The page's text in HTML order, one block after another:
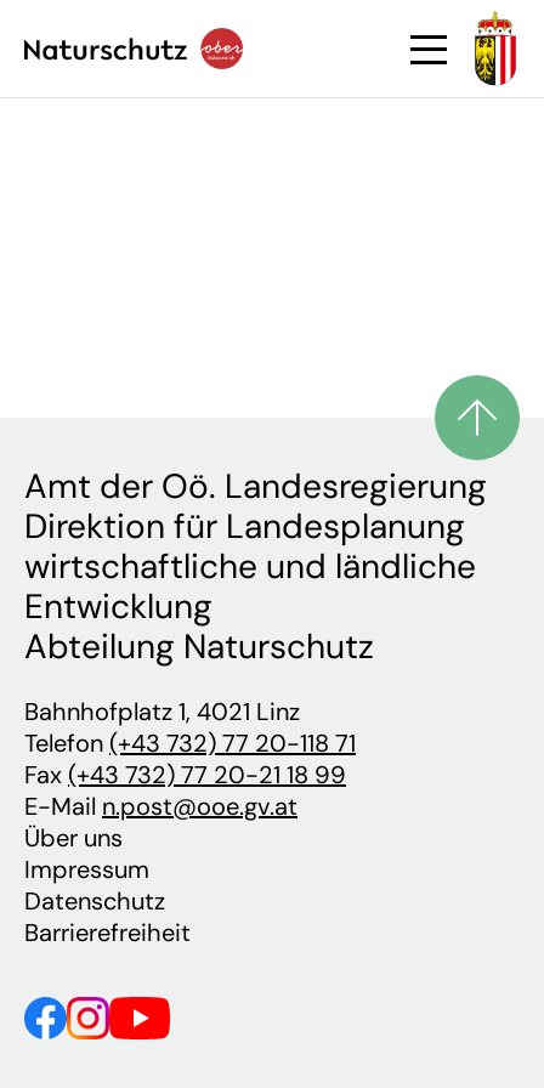
Amt der Oö. Landesregierung
Direktion für Landesplanung
wirtschaftliche und ländliche
Entwicklung
Abteilung Naturschutz
Bahnhofplatz 1, 4021 Linz
Telefon (+43 732) 77 20-118 71
Fax (+43 732) 77 20-21 18 99
E-Mail n.post@ooe.gv.at
Über uns
Impressum
Datenschutz
Barrierefreiheit